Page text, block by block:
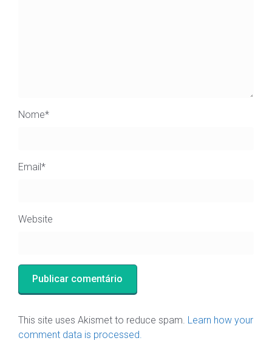
Nome*
Email*
Website
This site uses Akismet to reduce spam. Learn how your
comment data is processed.